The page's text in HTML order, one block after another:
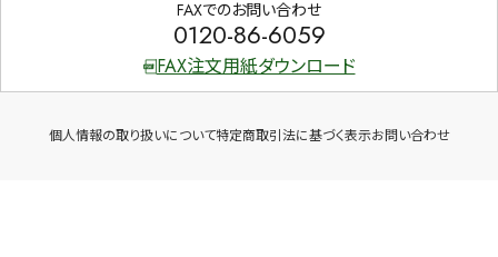
FAXでのお問い合わせ
0120-86-6059
FAX注文用紙ダウンロード
個人情報の取り扱いについて特定商取引法に基づく表示お問い合わせ